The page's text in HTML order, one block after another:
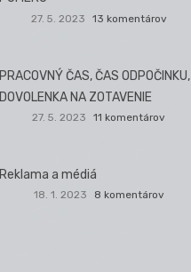
27. 5. 2023 13 komentárov
PRACOVNÝ ČAS, ČAS ODPOČINKU,
DOVOLENKA NA ZOTAVENIE
27. 5. 2023 11 komentárov
Reklama a médiá
18. 1. 2023 8 komentárov